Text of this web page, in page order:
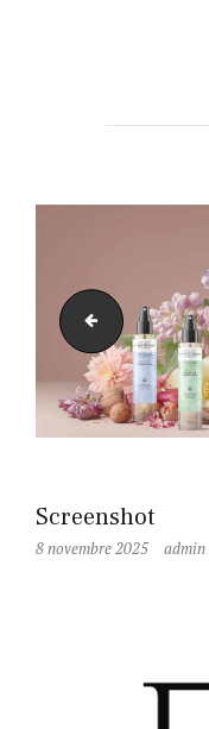
Screenshot
Screenshot
8 novembre 2025 admin